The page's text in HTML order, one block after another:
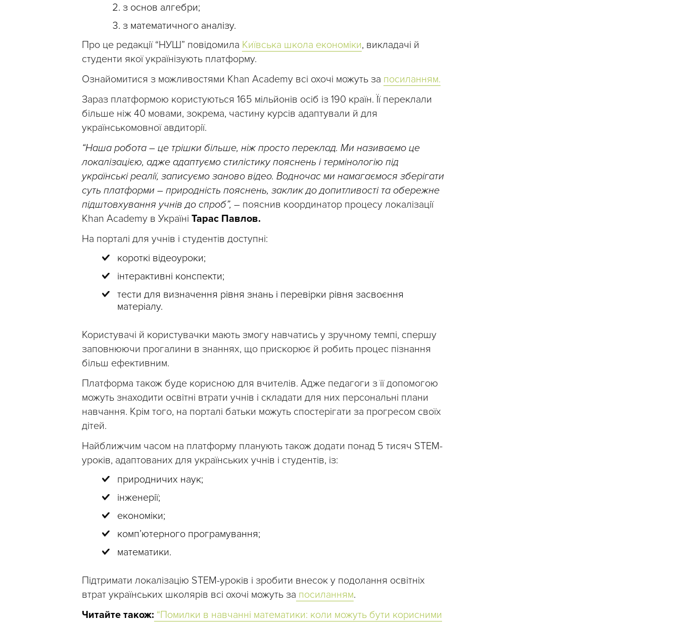
з основ алгебри;
з математичного аналізу.
Про це редакції “НУШ” повідомила Київська школа економіки, викладачі й
студенти якої українізують платформу.
Ознайомитися з можливостями Khan Academy всі охочі можуть за посиланням.
Зараз платформою користуються 165 мільйонів осіб із 190 країн. Її переклали
більше ніж 40 мовами, зокрема, частину курсів адаптували й для
українськомовної авдиторії.
“Наша робота – це трішки більше, ніж просто переклад. Ми називаємо це
локалізацією, адже адаптуємо стилістику пояснень і термінологію під
українські реалії, записуємо заново відео. Водночас ми намагаємося зберігати
суть платформи – природність пояснень, заклик до допитливості та обережне
підштовхування учнів до спроб”, – пояснив координатор процесу локалізації
Khan Academy в Україні Тарас Павлов.
На порталі для учнів і студентів доступні:
короткі відеоуроки;
інтерактивні конспекти;
тести для визначення рівня знань і перевірки рівня засвоєння
матеріалу.
Користувачі й користувачки мають змогу навчатись у зручному темпі, спершу
заповнюючи прогалини в знаннях, що прискорює й робить процес пізнання
більш ефективним.
Платформа також буде корисною для вчителів. Адже педагоги з її допомогою
можуть знаходити освітні втрати учнів і складати для них персональні плани
навчання. Крім того, на порталі батьки можуть спостерігати за прогресом своїх
дітей.
Найближчим часом на платформу планують також додати понад 5 тисяч STEM-
уроків, адаптованих для українських учнів і студентів, із:
природничих наук;
інженерії;
економіки;
комп’ютерного програмування;
математики.
Підтримати локалізацію STEM-уроків і зробити внесок у подолання освітніх
втрат українських школярів всі охочі можуть за посиланням.
Читайте також: “Помилки в навчанні математики: коли можуть бути корисними